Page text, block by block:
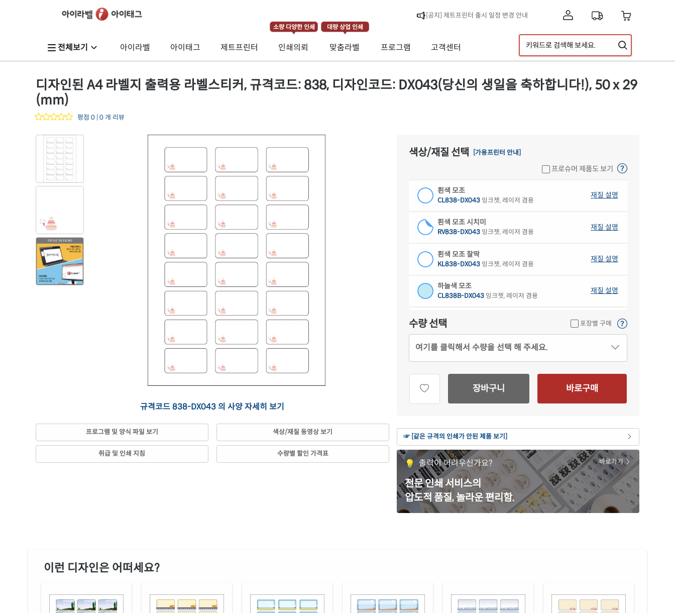
[공지] 제트프린터 출시 일정 변경 안내
[공지] 아이라벨 무료배송 기준 금액 변경 안내
[공지] A5 라벨지 신제품 출시 안내
[라벨스페이스] 클립아트 디자인 추가!
전체보기 아이라벨 아이태그 제트프린터
소량 다양한 인쇄
인쇄의뢰
대량 상업 인쇄
맞춤라벨 프로그램 고객센터
디자인된 A4 라벨지 출력용 라벨스티커, 규격코드: 838, 디자인코드: DX043(당신의 생일을 축하합니다!), 50 x 29
(mm)
평점 0 | 0 개 리뷰
규격코드 838-DX043 의 사양 자세히 보기
프로그램 및 양식 파일 보기 색상/재질 동영상 보기
취급 및 인쇄 지침 수량별 할인 가격표
색상/재질 선택 [가용프린터 안내]
프로슈머 제품도 보기
흰색 모조
CL838-DX043 잉크젯, 레이저 겸용
재질 설명
흰색 모조 시치미
RV838-DX043 잉크젯, 레이저 겸용
재질 설명
흰색 모조 찰딱
KL838-DX043 잉크젯, 레이저 겸용
재질 설명
하늘색 모조
CL838B-DX043 잉크젯, 레이저 겸용
재질 설명
연녹색 모조
CL838G-DX043
재질 설명
분홍색 모조
CL838P-DX043잉크젯, 레이저 겸용
CL838Y-DX043잉크젯, 레이저 겸용
재질 설명
흰색 모조 잉크젯
CJ838-DX043 잉크젯 전용
재질 설명
흰색 무광 방수 잉크젯
CJ838WU-DX043 잉크젯 전용
재질 설명
흰색 광택 방수 잉크젯
재질 설명
흰색(50μm) 광택 방수 레이저
재질 설명
수량 선택 포장별 구매
여기를 클릭해서 수량을 선택 해 주세요.
장바구니 바로구매
☞ [같은 규격의 인쇄가 안된 제품 보기]
출력이 어려우신가요?
전문 인쇄 서비스의
압도적 품질, 놀라운 편리함.
바로가기
이런 디자인은 어떠세요?